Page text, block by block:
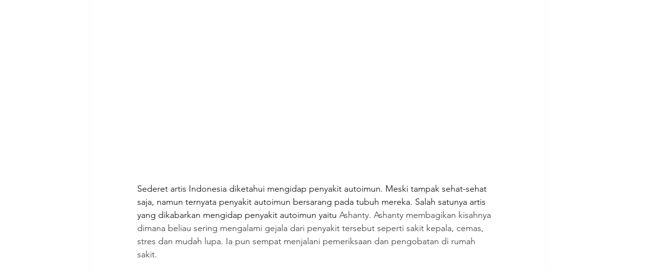
Sederet artis Indonesia diketahui mengidap penyakit autoimun. Meski tampak sehat-sehat
saja, namun ternyata penyakit autoimun bersarang pada tubuh mereka. Salah satunya artis
yang dikabarkan mengidap penyakit autoimun yaitu Ashanty. Ashanty membagikan kisahnya
dimana beliau sering mengalami gejala dari penyakit tersebut seperti sakit kepala, cemas,
stres dan mudah lupa. Ia pun sempat menjalani pemeriksaan dan pengobatan di rumah
sakit.